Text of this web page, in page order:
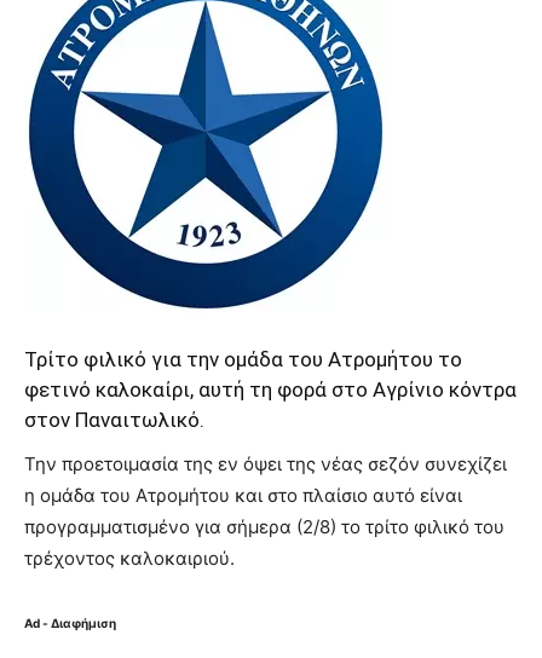
Τρίτο φιλικό για την ομάδα του Ατρομήτου το
φετινό καλοκαίρι, αυτή τη φορά στο Αγρίνιο κόντρα
στον Παναιτωλικό.
Την προετοιμασία της εν όψει της νέας σεζόν συνεχίζει
η ομάδα του Ατρομήτου και στο πλαίσιο αυτό είναι
προγραμματισμένο για σήμερα (2/8) το τρίτο φιλικό του
τρέχοντος καλοκαιριού.
Ad - Διαφήμιση